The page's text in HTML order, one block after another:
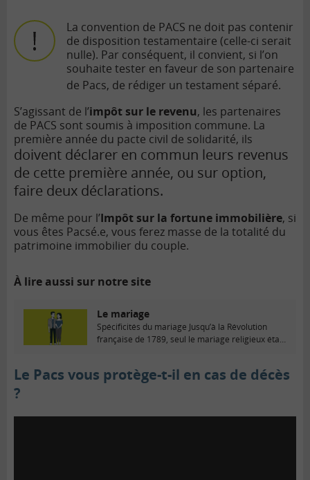
La convention de PACS ne doit pas contenir
de disposition testamentaire (celle-ci serait
nulle). Par conséquent, il convient, si l’on
souhaite tester en faveur de son partenaire
de Pacs, de rédiger un testament séparé.
S’agissant de l’impôt sur le revenu, les partenaires
de PACS sont soumis à imposition commune. La
première année du pacte civil de solidarité, ils
doivent déclarer en commun leurs revenus
de cette première année, ou sur option,
faire deux déclarations.
De même pour l’Impôt sur la fortune immobilière, si
vous êtes Pacsé.e, vous ferez masse de la totalité du
patrimoine immobilier du couple.
À lire aussi sur notre site
Le mariage
Spécificités du mariage Jusqu’à la Révolution
française de 1789, seul le mariage religieux était
Le Pacs vous protège-t-il en cas de décès
?